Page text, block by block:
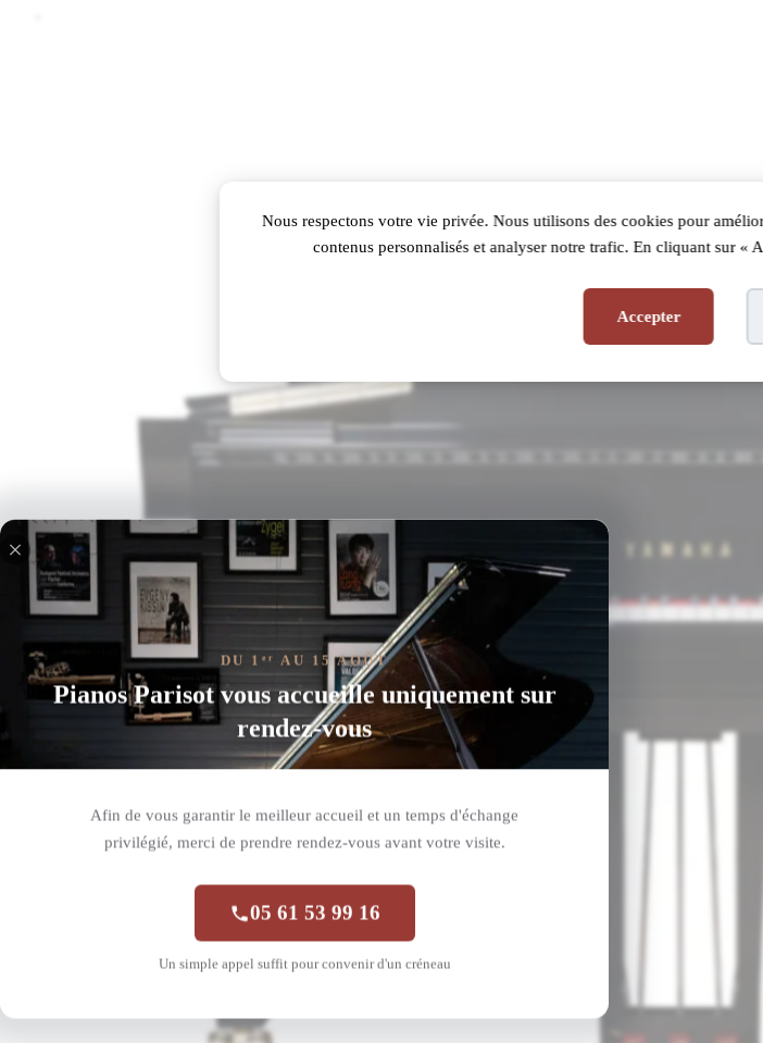
Nous respectons votre vie privée. Nous utilisons des cookies pour
contenus personnalisés et analyser notre trafic. En cliquant sur «
Accepter
DU 1 er AU 15 AOÛT
Pianos Parisot vous accueille uniquement sur
rendez-vous
Afin de vous garantir le meilleur accueil et un temps d'échange
privilégié, merci de prendre rendez-vous avant votre visite.
05 61 53 99 16
Un simple appel suffit pour convenir d'un créneau